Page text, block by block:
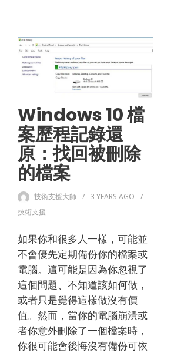
Windows 10 檔
案歷程記錄還
原：找回被刪除
的檔案
技術支援大師 3 YEARS AGO
技術支援
如果你和很多人一樣，可能並
不會優先定期備份你的檔案或
電腦。這可能是因為你忽視了
這個問題、不知道該如何做，
或者只是覺得這樣做沒有價
值。然而，當你的電腦崩潰或
者你意外刪除了一個檔案時，
你很可能會後悔沒有備份可依